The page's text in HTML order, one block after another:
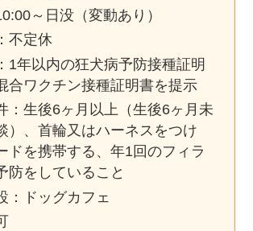
～日没（変動あり）
不定休
1年以内の狂犬病予防接種証明
合ワクチン接種証明書を提示
：生後6ヶ月以上（生後6ヶ月未
）、首輪又はハーネスをつけ
ドを携帯する、年1回のフィラ
防をしていること
：ドッグカフェ